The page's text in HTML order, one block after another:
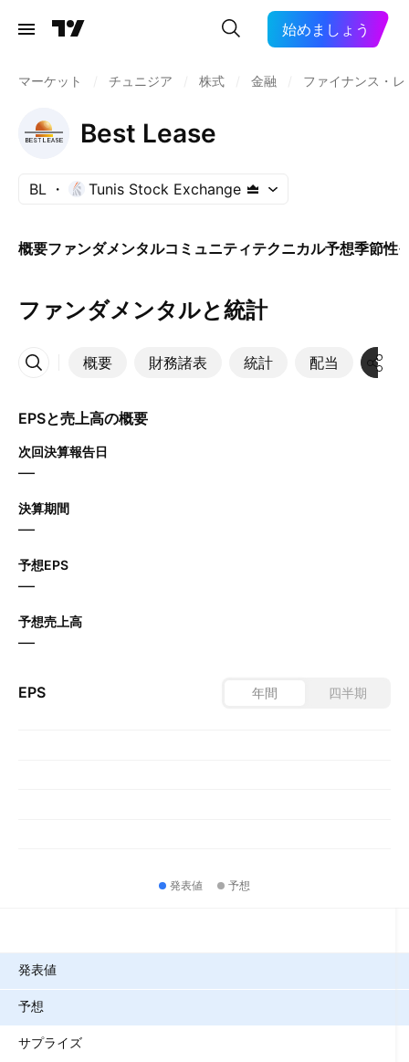
始めましょう
マーケット チュニジア 株式 金融 ファイナンス・
Best Lease
BL Tunis Stock Exchange
概要ファンダメンタルコミュニティテクニカル予想季節性
ファンダメンタルと統計
概要 財務諸表 統計 配当 決算
その他
EPSと売上高の概要
次回決算報告日
—
決算期間
—
予想EPS
—
予想売上高
—
EPS 年間 四半期
発表値 予想
発表値
予想
サプライズ